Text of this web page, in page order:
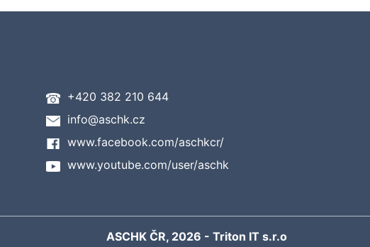
+420 382 210 644
info@aschk.cz
www.facebook.com/aschkcr/
www.youtube.com/user/aschk
ASCHK ČR, 2026 - Triton IT s.r.o